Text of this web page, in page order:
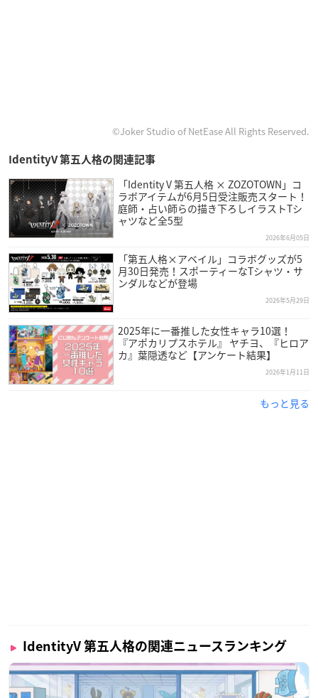
©Joker Studio of NetEase All Rights Reserved.
IdentityV 第五人格の関連記事
「Identity V 第五人格 × ZOZOTOWN」コ
ラボアイテムが6月5日受注販売スタート！
庭師・占い師らの描き下ろしイラストTシ
ャツなど全5型
2026年6月05日
「第五人格×アベイル」コラボグッズが5
月30日発売！スポーティーなTシャツ・サ
ンダルなどが登場
2026年5月29日
2025年に一番推した女性キャラ10選！
『アポカリプスホテル』 ヤチヨ、『ヒロア
カ』葉隠透など【アンケート結果】
2026年1月11日
もっと見る
IdentityV 第五人格の関連ニュースランキング